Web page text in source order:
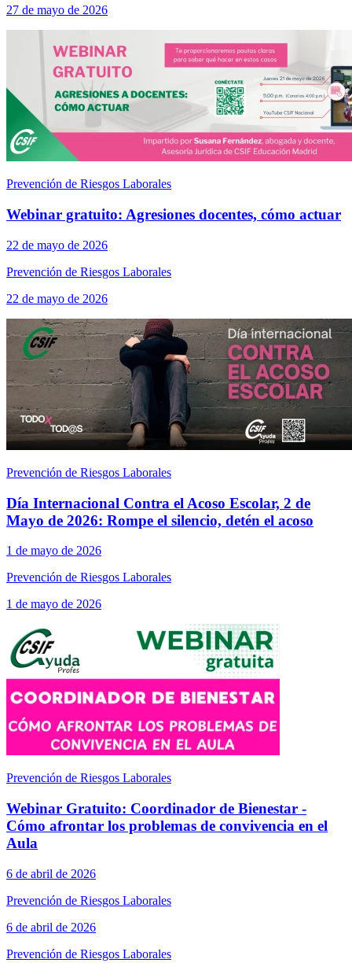
27 de mayo de 2026
Prevención de Riesgos Laborales
Webinar gratuito: Agresiones docentes, cómo actuar
22 de mayo de 2026
Prevención de Riesgos Laborales
22 de mayo de 2026
Prevención de Riesgos Laborales
Día Internacional Contra el Acoso Escolar, 2 de
Mayo de 2026: Rompe el silencio, detén el acoso
1 de mayo de 2026
Prevención de Riesgos Laborales
1 de mayo de 2026
Prevención de Riesgos Laborales
Webinar Gratuito: Coordinador de Bienestar -
Cómo afrontar los problemas de convivencia en el
Aula
6 de abril de 2026
Prevención de Riesgos Laborales
6 de abril de 2026
Prevención de Riesgos Laborales